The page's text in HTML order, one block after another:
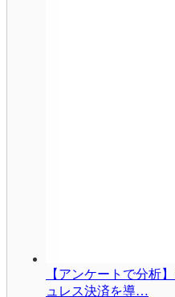
【アンケートで分析
ュレス決済を導…